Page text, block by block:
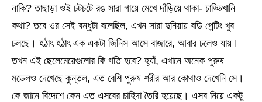
নাকি? তাছাড়া ওই চটচটে রঙ সারা গায়ে মেখে দাঁড়িয়ে থাকা- চাড্ডিখানি
কথা? তবে ওর সেই বন্ধুটা বলেছিল, এখন সারা দুনিয়ায় বডি পেন্টিং খুব
চলছে। হঠাৎ হঠাৎ এক একটা জিনিস আসে বাজারে, আবার চলেও যায়।
তখন এই ছেলেমেয়েগুলোর কি গতি হবে? হ্যাঁ, এখানে অনেক পুরুষ
মডেলও দেখেছে কুন্তল, এত বেশি পুরুষ শরীর আর কোথাও দেখেনি সে।
কে জানে বিদেশে কেন এত এসবের চাহিদা তৈরি হয়েছে। এসব নিয়ে একটু